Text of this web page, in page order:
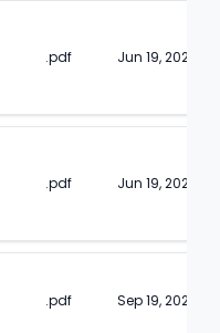
.pdf Jun 19, 2024
.pdf Jun 19, 2024
.pdf Sep 19, 2024